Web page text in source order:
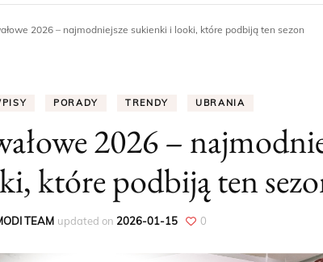
PORADY
2026 – najmodniejsze sukienki i looki, które podbiją ten sezon
PORADY TRENDY UBRANIA
2026 –
które podbiją ten
TEAM updated on 2026-01-15 0